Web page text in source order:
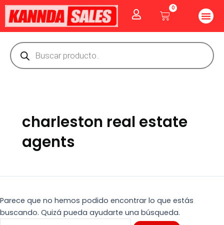
contenido
0
Cart
Búsqueda
de
productos
charleston real estate
agents
Parece que no hemos podido encontrar lo que estás
buscando. Quizá pueda ayudarte una búsqueda.
Buscar
por: